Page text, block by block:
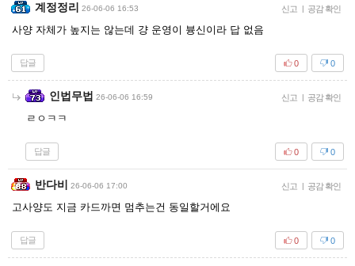
계정정리 26-06-06 16:53 신고 | 공감 확인
사양 자체가 높지는 않는데 걍 운영이 븅신이라 답 없음
답글 0
0
인법무법 26-06-06 16:59 신고 | 공감 확인
ㄹㅇㅋㅋ
답글 0
0
반다비 26-06-06 17:00 신고 | 공감 확인
고사양도 지금 카드까면 멈추는건 동일할거에요
답글 0
0